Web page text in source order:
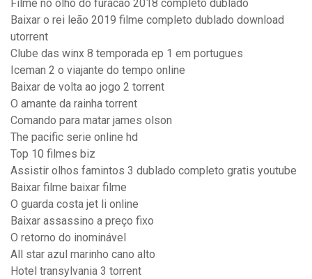
Filme no olho do furacão 2018 completo dublado
Baixar o rei leão 2019 filme completo dublado download
utorrent
Clube das winx 8 temporada ep 1 em portugues
Iceman 2 o viajante do tempo online
Baixar de volta ao jogo 2 torrent
O amante da rainha torrent
Comando para matar james olson
The pacific serie online hd
Top 10 filmes biz
Assistir olhos famintos 3 dublado completo gratis youtube
Baixar filme baixar filme
O guarda costa jet li online
Baixar assassino a preço fixo
O retorno do inominável
All star azul marinho cano alto
Hotel transylvania 3 torrent